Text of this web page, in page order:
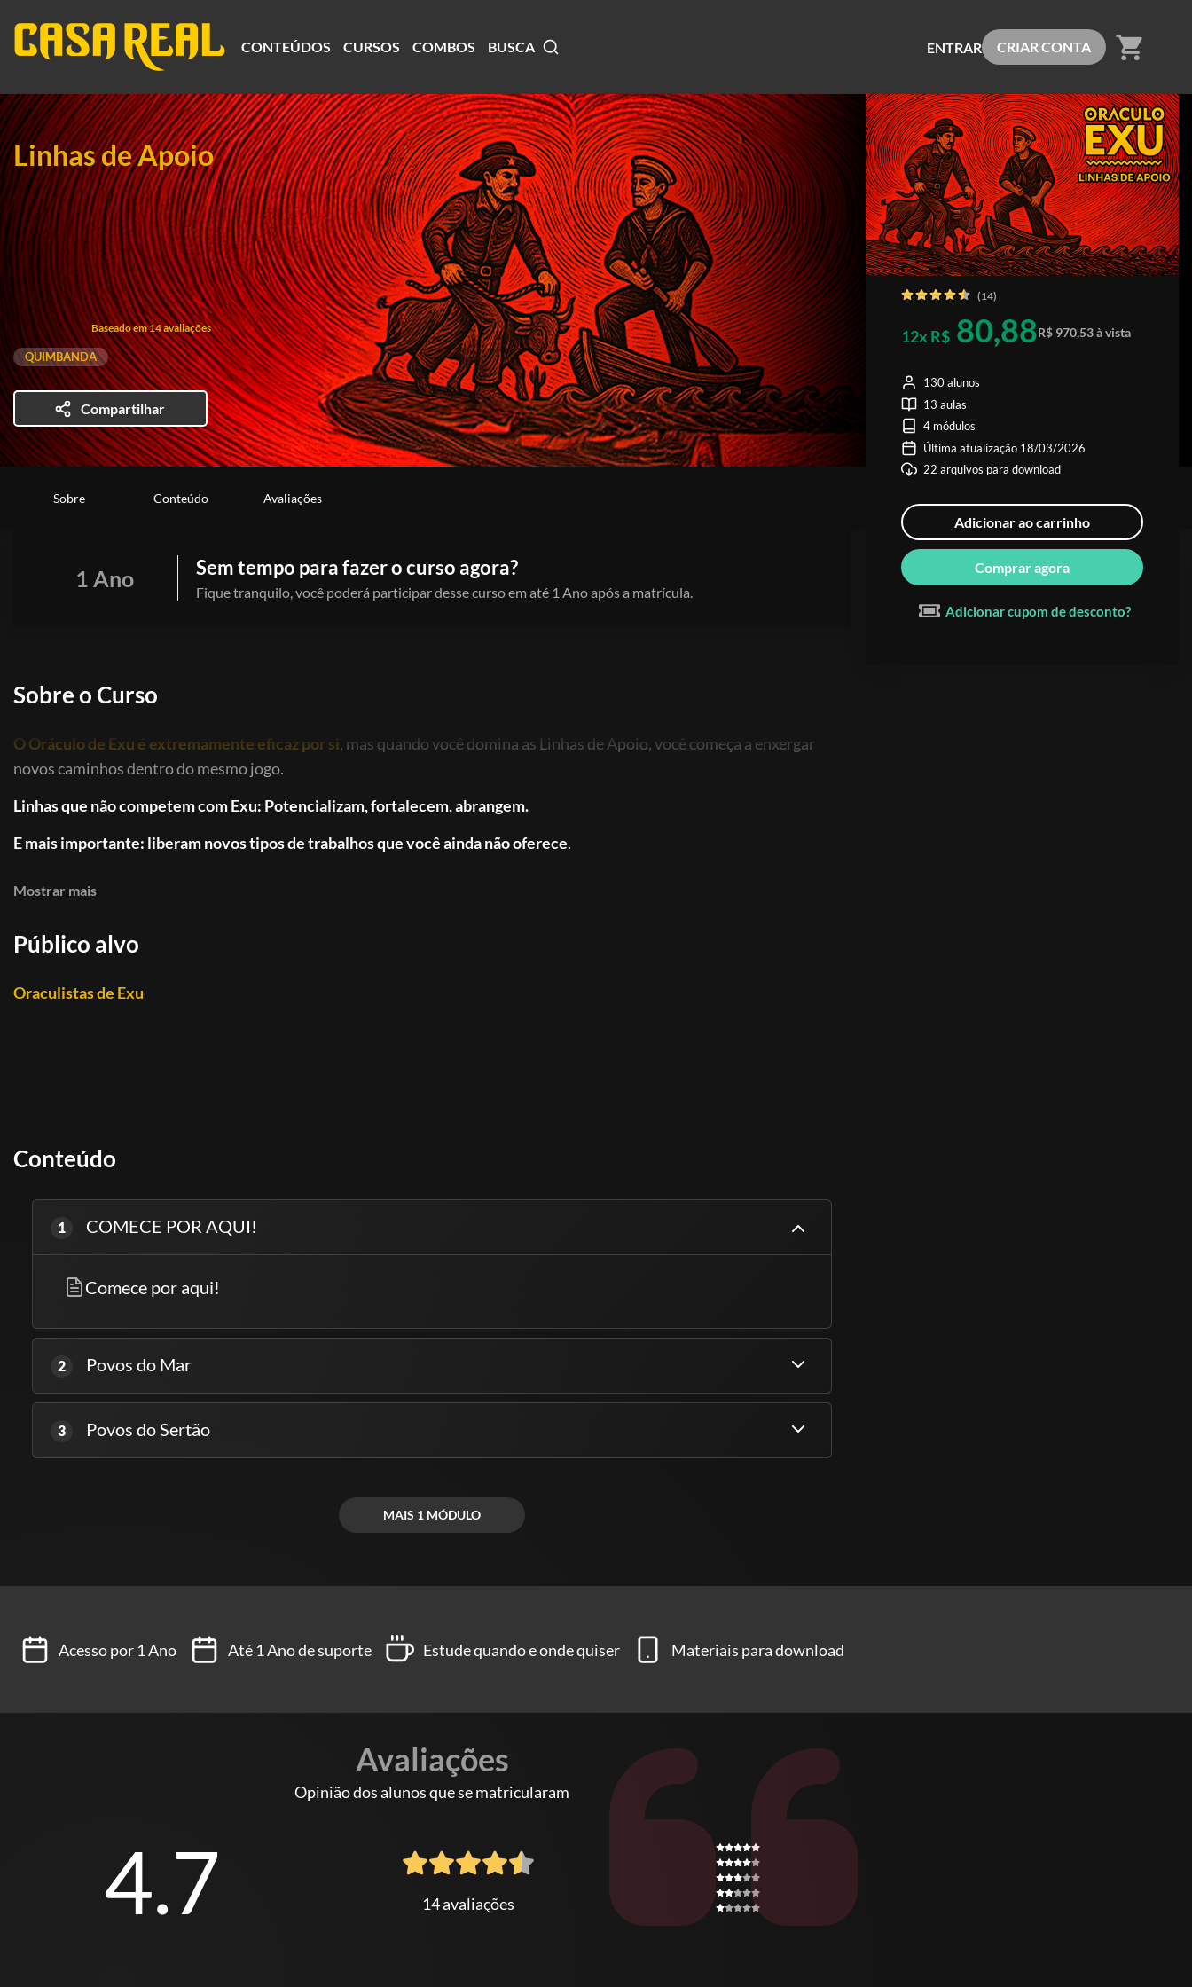
CONTEÚDOS CURSOS COMBOS BUSCA ENTRAR CRIAR CONTA shopping_cart
Linhas de Apoio
Baseado em 14 avaliações
QUIMBANDA
Compartilhar
Sobre Conteúdo Avaliações
1 Ano Sem tempo para fazer o curso agora?
Fique tranquilo, você poderá participar desse curso em até 1 Ano após a matrícula.
Sobre o Curso
O Oráculo de Exu é extremamente eficaz por si, mas quando você domina as Linhas de Apoio, você começa a enxergar
novos caminhos dentro do mesmo jogo.
Linhas que não competem com Exu: Potencializam, fortalecem, abrangem.
E mais importante: liberam novos tipos de trabalhos que você ainda não oferece.
Você deixa de ser limitado e vira um Oraculista diferenciado.
Mostrar mais
Público alvo
Oraculistas de Exu
Conteúdo
1 COMECE POR AQUI!
Comece por aqui!
2 Povos do Mar
3 Povos do Sertão
MAIS 1 MÓDULO
Acesso por 1 Ano Até 1 Ano de suporte Estude quando e onde quiser Materiais para download
Avaliações
Opinião dos alunos que se matricularam
4.7 14 avaliações
(14)
12x R$ 80,88R$ 970,53 à vista
130 alunos
13 aulas
4 módulos
Última atualização 18/03/2026
22 arquivos para download
Adicionar ao carrinho
Comprar agora
Adicionar cupom de desconto?